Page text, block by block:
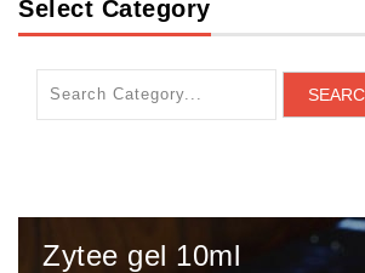
Select Category
Zytee gel 10ml